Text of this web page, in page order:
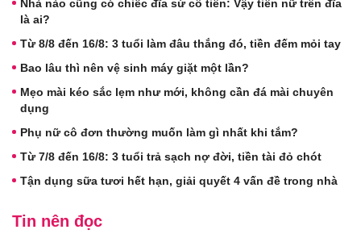
Nhà nào cũng có chiếc đĩa sứ cô tiên: Vậy tiên nữ trên đĩa
là ai?
Từ 8/8 đến 16/8: 3 tuổi làm đâu thắng đó, tiền đếm mỏi tay
Bao lâu thì nên vệ sinh máy giặt một lần?
Mẹo mài kéo sắc lẹm như mới, không cần đá mài chuyên
dụng
Phụ nữ cô đơn thường muốn làm gì nhất khi tắm?
Từ 7/8 đến 16/8: 3 tuổi trả sạch nợ đời, tiền tài đỏ chót
Tận dụng sữa tươi hết hạn, giải quyết 4 vấn đề trong nhà
Tin nên đọc